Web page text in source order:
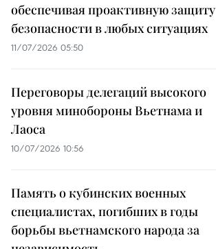
обеспечивая проактивную защиту
безопасности в любых ситуациях
11/07/2026 05:50
Переговоры делегаций высокого
уровня минобороны Вьетнама и
Лаоса
10/07/2026 10:56
Память о кубинских военных
специалистах, погибших в годы
борьбы вьетнамского народа за